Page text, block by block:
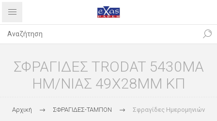
ΣΦΡΑΓΙΔΕΣ TRODAT 5430MA
ΗΜ/ΝΙΑΣ 49X28MM ΚΠ
Αρχική ΣΦΡΑΓΙΔΕΣ-ΤΑΜΠΟΝ Σφραγίδες Ημερομηνιών